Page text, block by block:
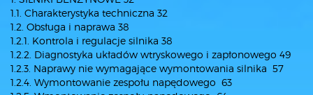
1.1. Charakterystyka techniczna 32
1.2. Obsługa i naprawa 38
1.2.1. Kontrola i regulacje silnika 38
1.2.2. Diagnostyka układów wtryskowego i zapłonowego 49
1.2.3. Naprawy nie wymagające wymontowania silnika 57
1.2.4. Wymontowanie zespołu napędowego 63